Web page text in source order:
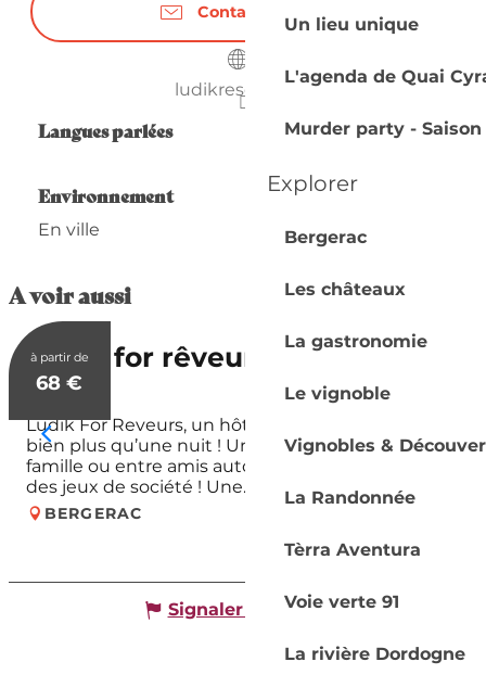
Un lieu unique
L'agenda de Quai
Murder party - Saison
Explorer
Bergerac
Les châteaux
La gastronomie
Le vignoble
Vignobles &
La Randonnée
Tèrra Aventura
Voie verte 91
La rivière Dordogne
Contactez-nous
ludikresort.com
Langues parlées
Langues parlées
Environnement
Environnement
En ville
A voir aussi
à partir de
68 €
Ludik for rêveurs
Ludik For Reveurs, un hôtel-restaurant qui offre
bien plus qu’une nuit ! Une expérience à vivre en
famille ou entre amis autour de la thématique
des jeux de société ! Une...
BERGERAC
Réservable
Signaler une erreur